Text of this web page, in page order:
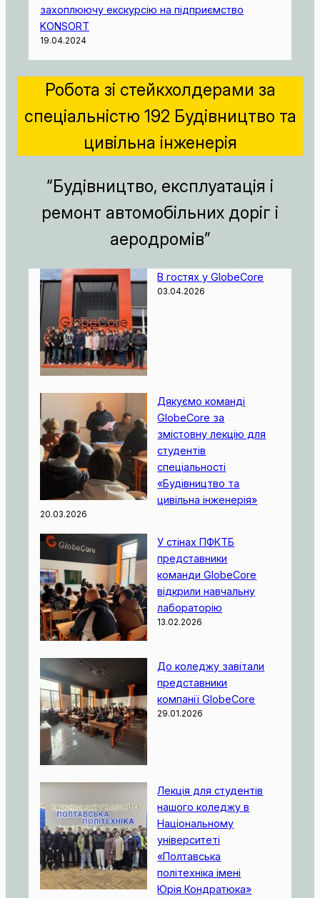
захоплюючу екскурсію на підприємство
KONSORT
19.04.2024
Робота зі стейкхолдерами за
спеціальністю 192 Будівництво та
цивільна інженерія
“Будівництво, експлуатація і
ремонт автомобільних доріг і
аеродромів”
В гостях у GlobeCore
03.04.2026
Дякуємо команді
GlobeCore за
змістовну лекцію для
студентів
спеціальності
«Будівництво та
цивільна інженерія»
20.03.2026
У стінах ПФКТБ
представники
команди GlobeCore
відкрили навчальну
лабораторію
13.02.2026
До коледжу завітали
представники
компанії GlobeCore
29.01.2026
Лекція для студентів
нашого коледжу в
Національному
університеті
«Полтавська
політехніка імені
Юрія Кондратюка»